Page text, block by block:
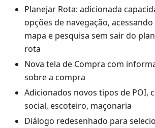
Planejar Rota: adicionada
opções de navegação,
mapa e pesquisa sem sair do
rota
Nova tela de Compra com
sobre a compra
Adicionados novos tipos de POI,
social, escoteiro, maçonaria
Diálogo redesenhado para